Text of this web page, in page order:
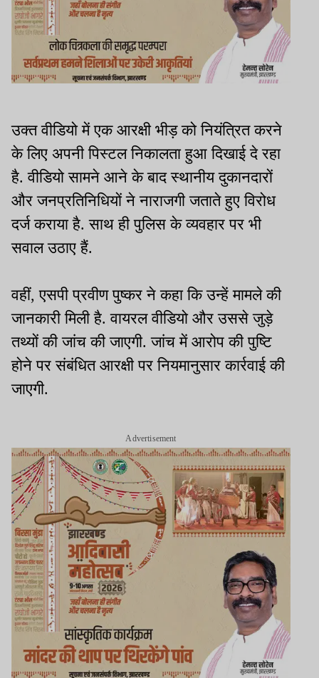
उक्त वीडियो में एक आरक्षी भीड़ को नियंत्रित करने
के लिए अपनी पिस्टल निकालता हुआ दिखाई दे रहा
है. वीडियो सामने आने के बाद स्थानीय दुकानदारों
और जनप्रतिनिधियों ने नाराजगी जताते हुए विरोध
दर्ज कराया है. साथ ही पुलिस के व्यवहार पर भी
सवाल उठाए हैं.
वहीं, एसपी प्रवीण पुष्कर ने कहा कि उन्हें मामले की
जानकारी मिली है. वायरल वीडियो और उससे जुड़े
तथ्यों की जांच की जाएगी. जांच में आरोप की पुष्टि
होने पर संबंधित आरक्षी पर नियमानुसार कार्रवाई की
जाएगी.
Advertisement